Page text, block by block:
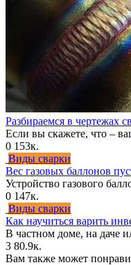
Разбираемся в чертежах
Если вы скажете, что –
0 153к.
Виды сварки
Вес газовых баллонов
Устройство газового
0 147к.
Виды сварки
Как научиться варить
В частном доме, на даче
3 80.9к.
Вам также может